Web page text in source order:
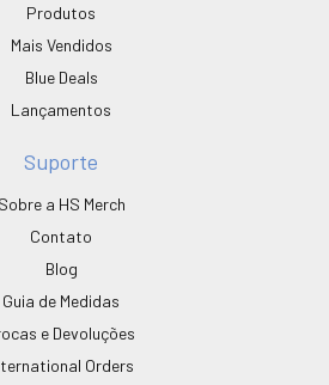
Produtos
Mais Vendidos
Blue Deals
Lançamentos
Suporte
Sobre a HS Merch
Contato
Blog
Guia de Medidas
e Devoluções
Orders